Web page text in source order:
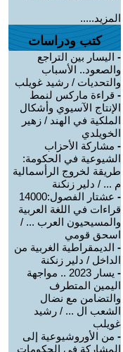
المزيد.....
كتب ودراسات
- اليسار بين التراجع
والصعود.. الأسباب
والتحديات / رشيد غويلب
- قراءة ماركس لنمط
الإنتاج الآسيوي وأشكال
الملكية في الهند / زهير
الخويلدي
- مشاركة الأحزاب
الشيوعية في الحكومة:
طريقة لخروج الرأسمالية
م ... / دلير زنكنة
-
عشتار الفصول:14000
قراءات في اللغة العربية
والمسيحيون العرب ... /
اسحق قومي
- الديمقراطية الغربية من
الداخل / دلير زنكنة
-
يسار 2023 .. مواجهة
اليمين المتطرف
والتضامن مع نضال
الشعب ال ... / رشيد
غويلب
- من الأوروشيوعية إلى
المشاركة في الحكومات